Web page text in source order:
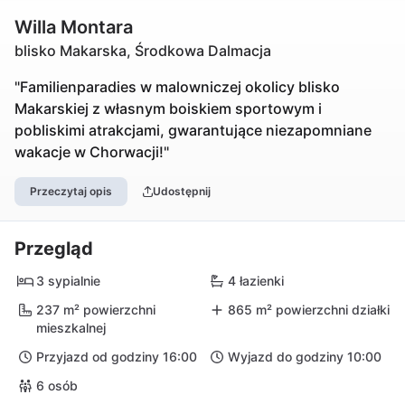
Willa Montara
blisko Makarska, Środkowa Dalmacja
"Familienparadies w malowniczej okolicy blisko
Makarskiej z własnym boiskiem sportowym i
pobliskimi atrakcjami, gwarantujące niezapomniane
wakacje w Chorwacji!"
Przeczytaj opis Udostępnij
Przegląd
3 sypialnie
4 łazienki
237 m² powierzchni
mieszkalnej
865 m² powierzchni działki
Przyjazd od godziny 16:00
Wyjazd do godziny 10:00
6 osób